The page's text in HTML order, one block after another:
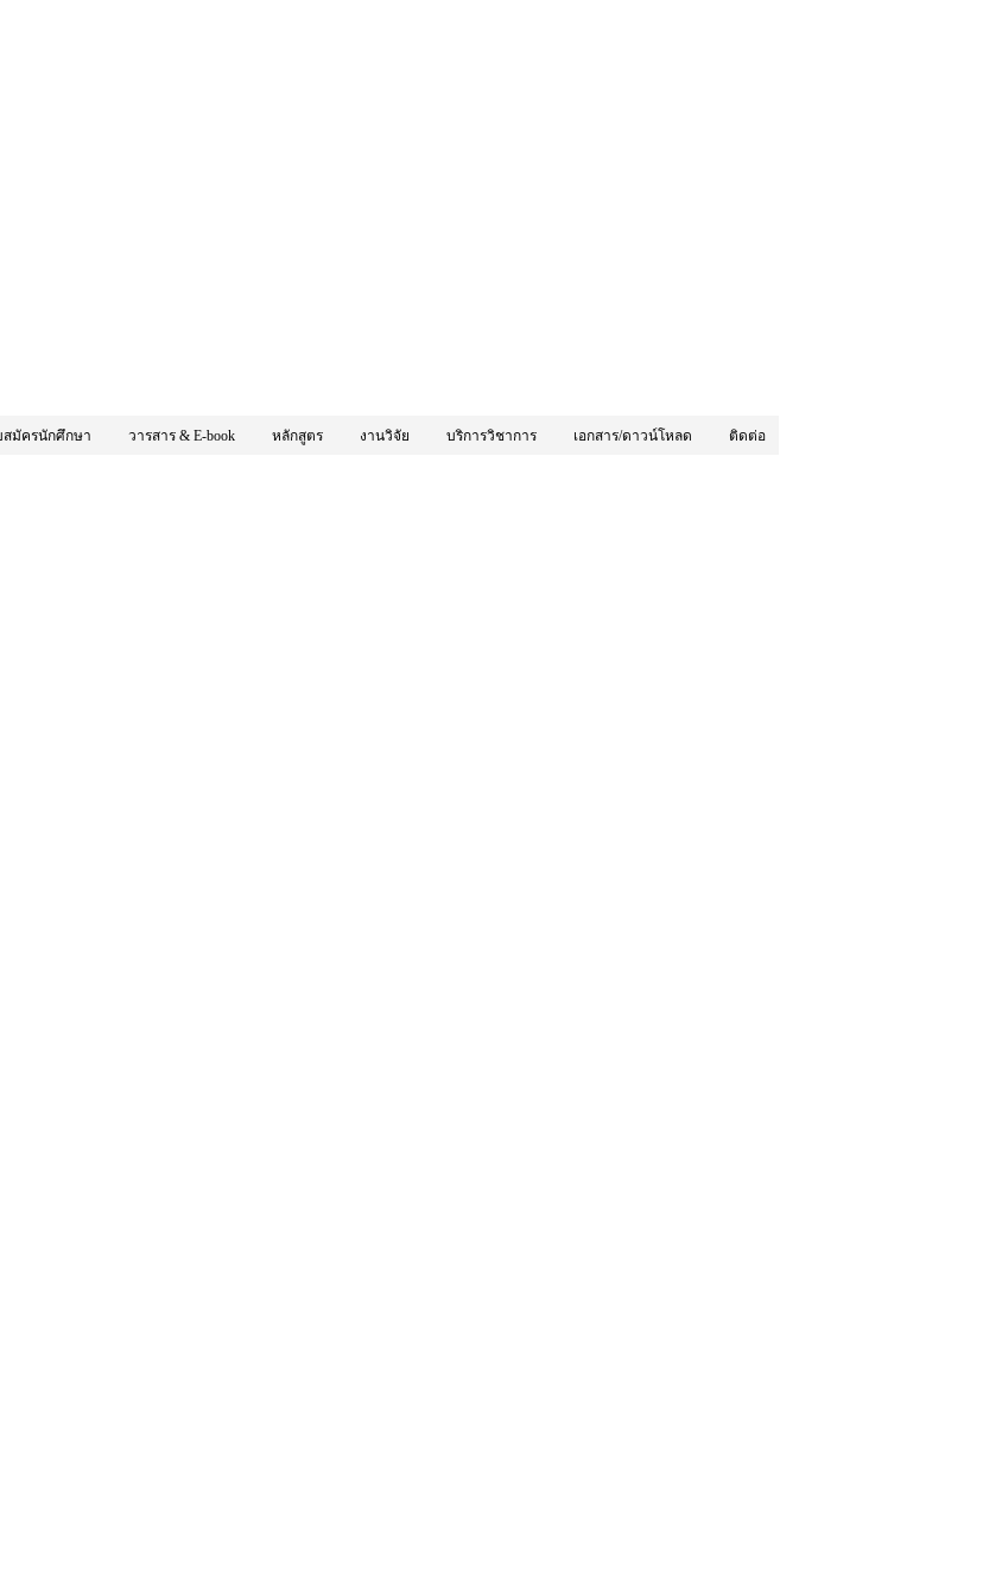
สมัครนักศึกษา วารสาร & E-book หลักสูตร งานวิจัย บริการวิชาการ เอกสาร/ดาวน์โหลด ติดต่อ